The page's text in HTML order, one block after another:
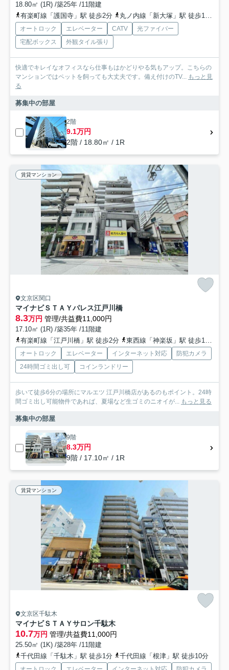
18.80㎡ (1R) /築25年 /11階建
有楽町線「護国寺」駅 徒歩2分
丸ノ内線「新大塚」駅 徒歩10分
オートロック エレベーター CATV
光ファイバー
宅配ボックス
外観タイル張り
快適でキレイなオフィスなら仕事もはかどりやる気もアップ。こちらの
マンションではペットを飼っても大丈夫です。備え付けのTV... もっと見
る
募集中の部屋
2階
9.1万円
2階 / 18.80㎡ / 1R
賃貸マンション
文京区関口
マイナビＳＴＡＹパレス江戸川橋
8.3万円 管理/共益費11,000円
17.10㎡ (1R) /築35年 /11階建
有楽町線「江戸川橋」駅 徒歩2分
東西線「神楽坂」駅 徒歩10分
オートロック エレベーター インターネット対応
防犯カメラ
24時間ゴミ出し可
コインランドリー
歩いて徒歩6分の場所にマルエツ 江戸川橋店があるのもポイント。24時
間ゴミ出し可能物件であれば、夏場など生ゴミのニオイが... もっと見る
募集中の部屋
9階
8.3万円
9階 / 17.10㎡ / 1R
賃貸マンション
文京区千駄木
マイナビＳＴＡＹサロン千駄木
10.7万円 管理/共益費11,000円
25.50㎡ (1K) /築28年 /11階建
千代田線「千駄木」駅 徒歩1分
千代田線「根津」駅 徒歩10分